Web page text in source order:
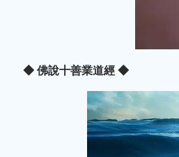
◆ 佛說十善業道經 ◆